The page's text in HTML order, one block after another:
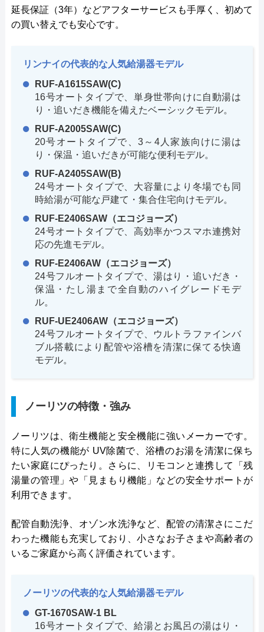
延長保証（3年）などアフターサービスも手厚く、初めて
の買い替えでも安心です。
リンナイの代表的な人気給湯器モデル
RUF-A1615SAW(C)
16号オートタイプで、単身世帯向けに自動湯は
り・追いだき機能を備えたベーシックモデル。
RUF-A2005SAW(C)
20号オートタイプで、3～4人家族向けに湯は
り・保温・追いだきが可能な便利モデル。
RUF-A2405SAW(B)
24号オートタイプで、大容量により冬場でも同
時給湯が可能な戸建て・集合住宅向けモデル。
RUF-E2406SAW（エコジョーズ）
24号オートタイプで、高効率かつスマホ連携対
応の先進モデル。
RUF-E2406AW（エコジョーズ）
24号フルオートタイプで、湯はり・追いだき・
保温・たし湯まで全自動のハイグレードモデ
ル。
RUF-UE2406AW（エコジョーズ）
24号フルオートタイプで、ウルトラファインバ
ブル搭載により配管や浴槽を清潔に保てる快適
モデル。
ノーリツの特徴・強み
ノーリツは、衛生機能と安全機能に強いメーカーです。
特に人気の機能が UV除菌で、浴槽のお湯を清潔に保ち
たい家庭にぴったり。さらに、リモコンと連携して「残
湯量の管理」や「見まもり機能」などの安全サポートが
利用できます。
配管自動洗浄、オゾン水洗浄など、配管の清潔さにこだ
わった機能も充実しており、小さなお子さまや高齢者の
いるご家庭から高く評価されています。
ノーリツの代表的な人気給湯器モデル
GT-1670SAW-1 BL
16号オートタイプで、給湯とお風呂の湯はり・